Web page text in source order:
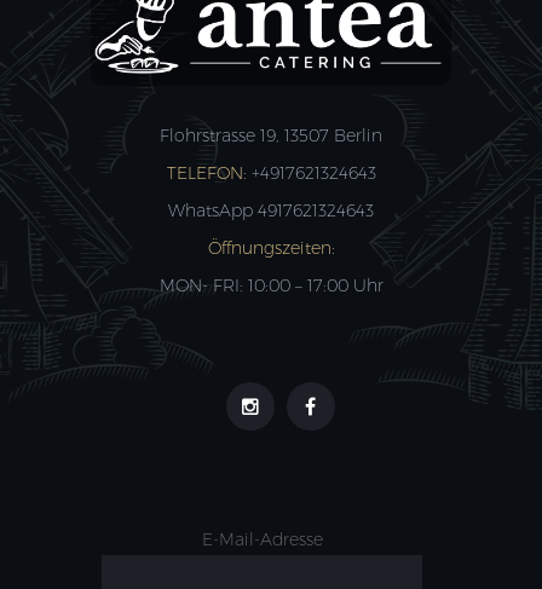
Flohrstrasse 19, 13507 Berlin
TELEFON: +4917621324643
WhatsApp 4917621324643
Öffnungszeiten:
MON- FRI: 10:00 – 17:00 Uhr
E-Mail-Adresse